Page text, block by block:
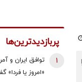
پربازدیدترین‌ها
توافق ایران و
«امروز یا فردا»
1